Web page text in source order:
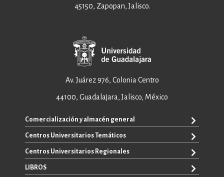
45150, Zapopan, Jalisco.
Av. Juárez 976, Colonia Centro
44100, Guadalajara, Jalisco, México
Comercialización y almacén general
+52 33 3640 6326
+52 33 3640 4595
ventas@editorial.udg.mx
Centros Universitarios Temáticos
CUAAD
CUCEA
Centros Universitarios Regionales
CUALTOS
LIBROS